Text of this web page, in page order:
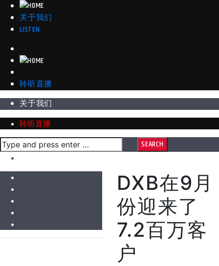
关于我们
LISTEN
聆听直播
关于我们
聆听直播
DXB在9月
份迎来了
7.2百万客
户